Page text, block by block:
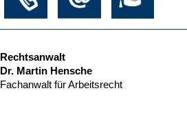
Rechtsanwalt
Dr. Martin Hensche
Fachanwalt für Arbeitsrecht